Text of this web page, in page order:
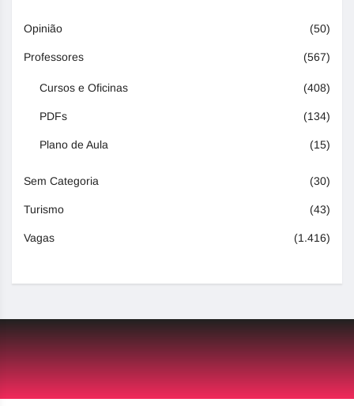
Opinião (50)
Professores (567)
Cursos e Oficinas (408)
PDFs (134)
Plano de Aula (15)
Sem Categoria (30)
Turismo (43)
Vagas (1.416)